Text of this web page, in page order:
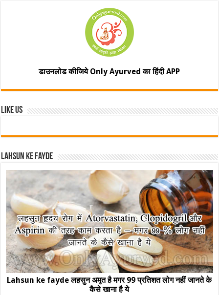
डाउनलोड कीजिये Only Ayurved का हिंदी APP
Like Us
Lahsun ke fayde
Lahsun ke fayde लहसुन अमृत है मगर 99 प्रतिशत लोग नहीं जानते के
कैसे खाना है ये